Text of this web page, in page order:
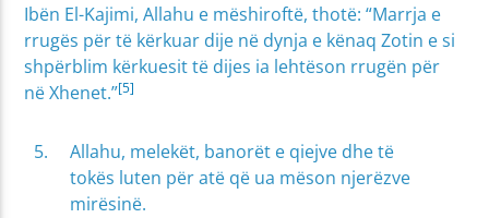
Ibën El-Kajimi, Allahu e mëshiroftë, thotë: “Marrja e
rrugës për të kërkuar dije në dynja e kënaq Zotin e si
shpërblim kërkuesit të dijes ia lehtëson rrugën për
në Xhenet.”[5]
Allahu, melekët, banorët e qiejve dhe të
tokës luten për atë që ua mëson njerëzve
mirësinë.